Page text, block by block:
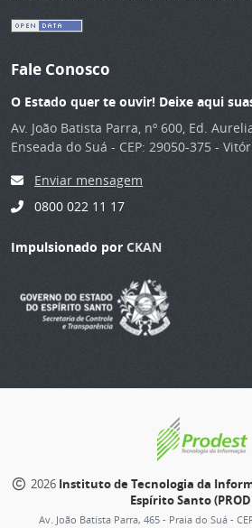
Fale Conosco
O Estado quer te ouvir! Deixe aqui
Av. João Batista Parra, nº 600, Ed.
Enseada do Suá - CEP: 29050-375 -
Enviar mensagem
0800 022 11 17
Impulsionado por CKAN
2026 Instituto de Tecnologia da
Espírito Santo
Av. João Batista Parra, 465 - Praia do Suá -